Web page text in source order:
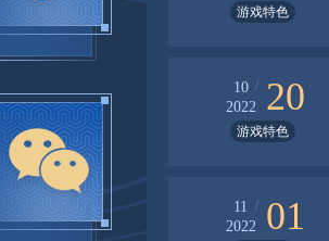
游戏特色
10
2022
20
/
游戏特色
11
2022
01
/